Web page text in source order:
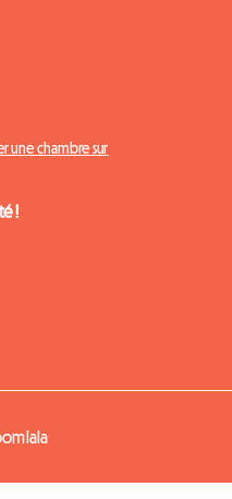
une chambre sur
!